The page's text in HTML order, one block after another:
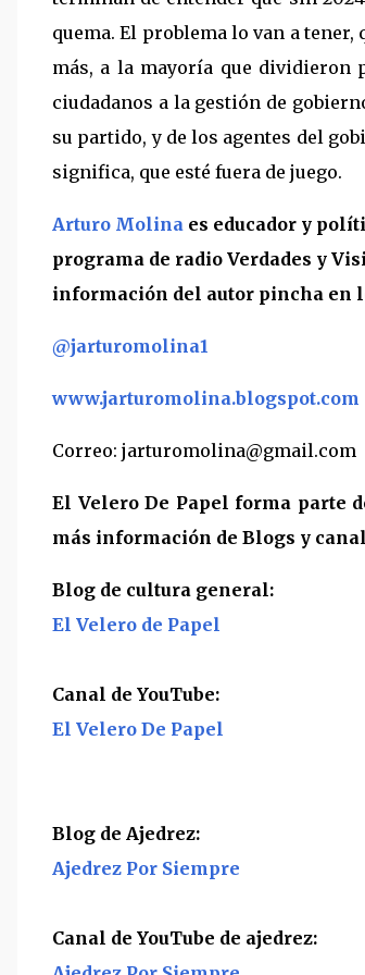
quema. El problema lo van a
más, a la mayoría que dividieron
ciudadanos a la gestión de
su partido, y de los agentes del
significa, que esté fuera de juego.
Arturo Molina es educador y
programa de radio Verdades y
información del autor pincha en
@jarturomolina1
www.jarturomolina.blogspot.com
Correo: jarturomolina@gmail.com
El Velero De Papel forma parte
más información de Blogs y
Blog de cultura general:
El Velero de Papel
Canal de YouTube:
El Velero De Papel
Blog de Ajedrez:
Ajedrez Por Siempre
Canal de YouTube de ajedrez: